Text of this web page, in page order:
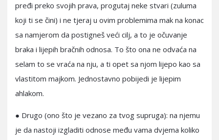
pređi preko svojih prava, progutaj neke stvari (zuluma
koji ti se čini) i ne tjeraj u ovim problemima mak na konac
sa namjerom da postigneš veći cilj, a to je očuvanje
braka i lijepih bračnih odnosa. To što ona ne odvaća na
selam to se vraća na nju, a ti opet sa njom lijepo kao sa
vlastitom majkom. Jednostavno pobijedi je lijepim
ahlakom.
● Drugo (ono što je vezano za tvog supruga): na njemu
je da nastoji izgladiti odnose među vama dvjema koliko